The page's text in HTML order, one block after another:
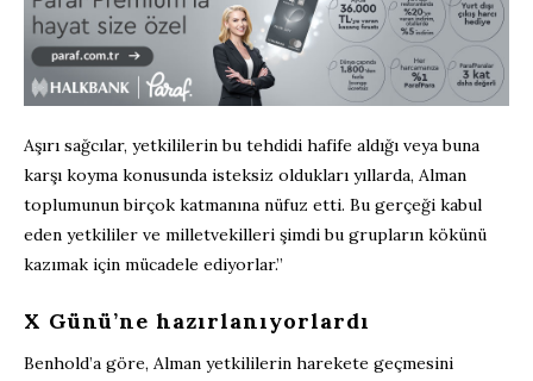
Aşırı sağcılar, yetkililerin bu tehdidi hafife aldığı veya buna
karşı koyma konusunda isteksiz oldukları yıllarda, Alman
toplumunun birçok katmanına nüfuz etti. Bu gerçeği kabul
eden yetkililer ve milletvekilleri şimdi bu grupların kökünü
kazımak için mücadele ediyorlar.”
X Günü’ne hazırlanıyorlardı
Benhold’a göre, Alman yetkililerin harekete geçmesini